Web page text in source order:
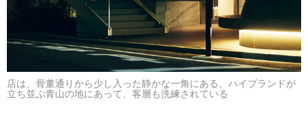
店は、骨董通りから少し入った静かな一角にある。ハイブランドが
立ち並ぶ青山の地にあって、客層も洗練されている